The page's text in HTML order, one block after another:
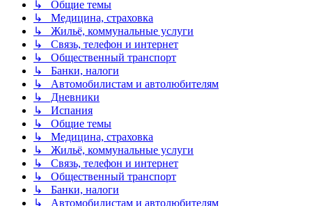
↳ Общие темы
↳ Медицина, страховка
↳ Жильё, коммунальные услуги
↳ Связь, телефон и интернет
↳ Общественный транспорт
↳ Банки, налоги
↳ Автомобилистам и автолюбителям
↳ Дневники
↳ Испания
↳ Общие темы
↳ Медицина, страховка
↳ Жильё, коммунальные услуги
↳ Связь, телефон и интернет
↳ Общественный транспорт
↳ Банки, налоги
↳ Автомобилистам и автолюбителям